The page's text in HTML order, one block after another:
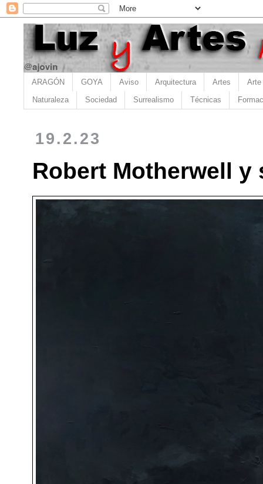
ARAGÓN GOYA Aviso Arquitectura Artes Arte
Naturaleza Sociedad Surrealismo Técnicas
19.2.23
Robert Motherwell